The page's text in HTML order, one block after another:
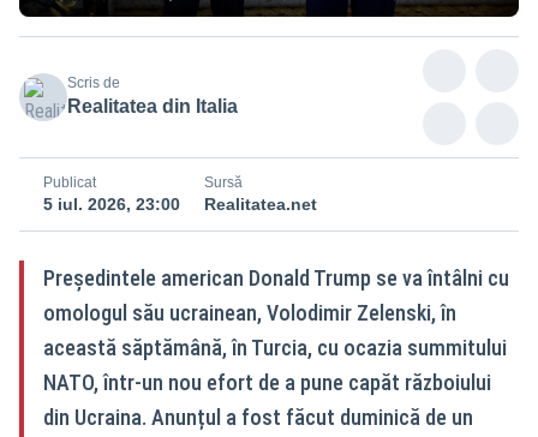
Scris de
Realitatea din Italia
Publicat
5 iul. 2026, 23:00
Sursă
Realitatea.net
Președintele american Donald Trump se va întâlni cu
omologul său ucrainean, Volodimir Zelenski, în
această săptămână, în Turcia, cu ocazia summitului
NATO, într-un nou efort de a pune capăt războiului
din Ucraina. Anunțul a fost făcut duminică de un